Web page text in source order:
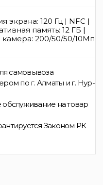
экрана: 120 Гц | NFC |
память: 12 ГБ |
камера: 200/50/50/10Мп
самовывоза
по г. Алматы и г. Нур-
на товар
Законом РК